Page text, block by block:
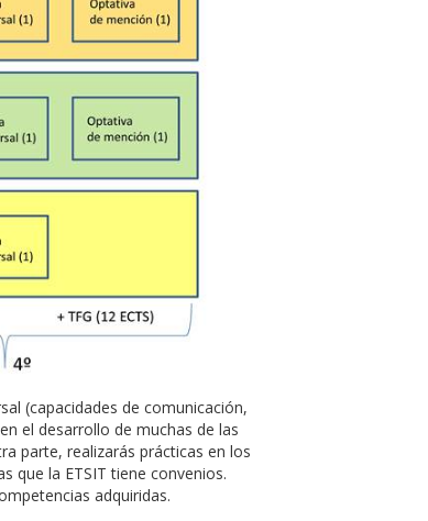
(capacidades de comunicación,
el desarrollo de muchas de las
parte, realizarás prácticas en los
que la ETSIT tiene convenios.
adquiridas.